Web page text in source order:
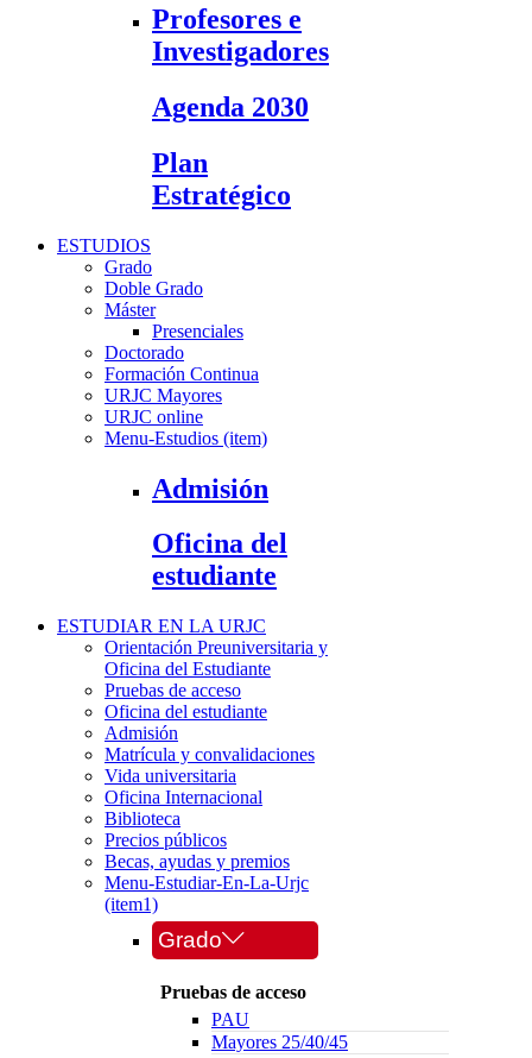
Profesores e
Investigadores
Agenda 2030
Plan
Estratégico
ESTUDIOS
Grado
Doble Grado
Máster
Presenciales
Doctorado
Formación Continua
URJC Mayores
URJC online
Menu-Estudios (item)
Admisión
Oficina del
estudiante
ESTUDIAR EN LA URJC
Orientación Preuniversitaria y
Oficina del Estudiante
Pruebas de acceso
Oficina del estudiante
Admisión
Matrícula y convalidaciones
Vida universitaria
Oficina Internacional
Biblioteca
Precios públicos
Becas, ayudas y premios
Menu-Estudiar-En-La-Urjc
(item1)
Grado
Pruebas de acceso
PAU
Mayores 25/40/45